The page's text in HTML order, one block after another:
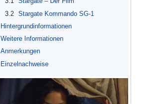
3.2
Stargate Kommando SG-1
Hintergrundinformationen
Weitere Informationen
Anmerkungen
Einzelnachweise